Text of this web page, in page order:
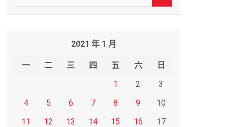
e
2021 年 1 月
一 二 三 四 五 六
日
1
2
3
4
5 6 7 8 9
10
11
12 13 14 15 16
17